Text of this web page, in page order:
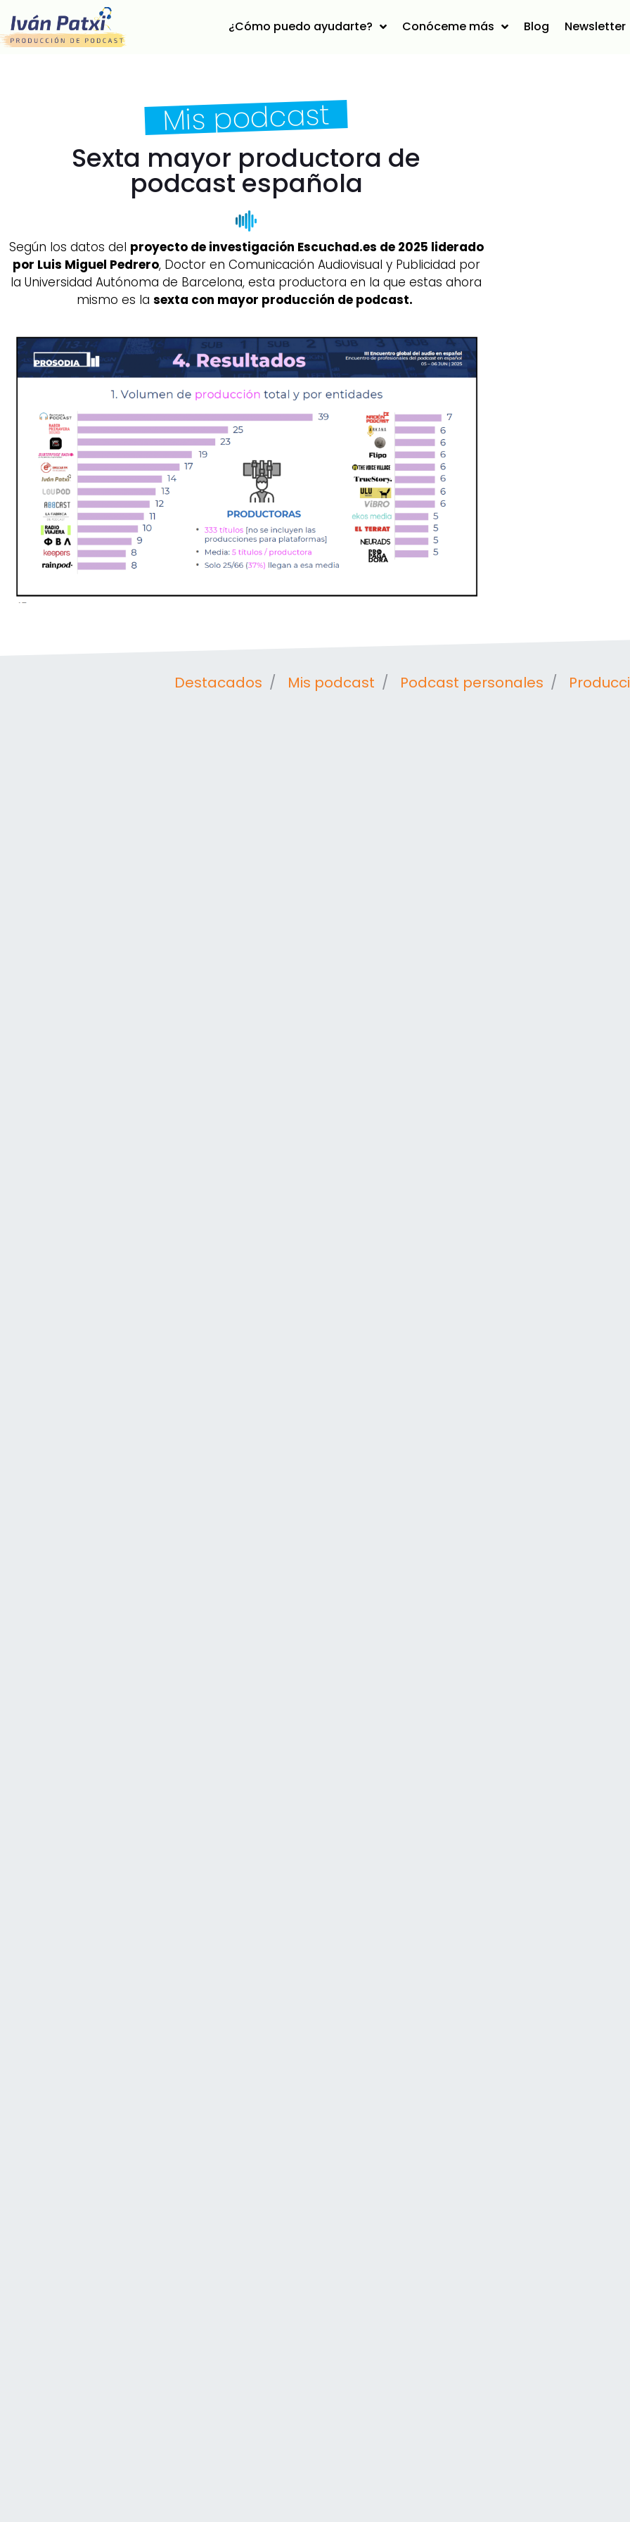
¿Cómo puedo ayudarte? Conóceme más Blog Newsletter
Mis podcast
Sexta mayor productora de
podcast española
Según los datos del proyecto de investigación Escuchad.es de 2025 liderado
por Luis Miguel Pedrero, Doctor en Comunicación Audiovisual y Publicidad por
la Universidad Autónoma de Barcelona, esta productora en la que estas ahora
mismo es la sexta con mayor producción de podcast.
Destacados Mis podcast Podcast personales